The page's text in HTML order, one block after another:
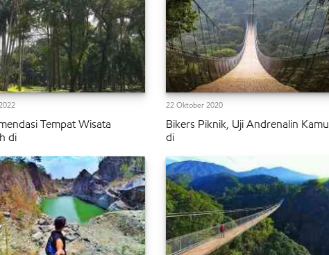
Tempat Wisata
di
22 Oktober 2020
Bikers Piknik, Uji Andrenalin Kamu
di